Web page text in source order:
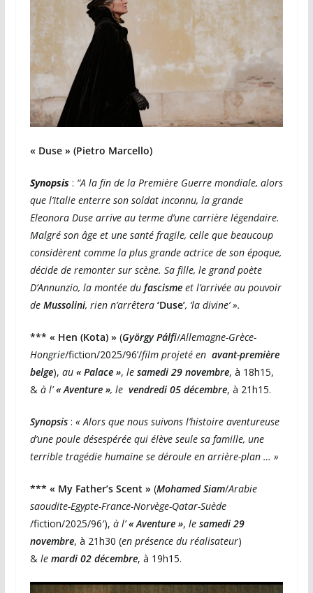
« Duse » (Pietro Marcello)
Synopsis : “A la fin de la Première Guerre mondiale, alors
que l’Italie enterre son soldat inconnu, la grande
Eleonora Duse arrive au terme d’une carrière légendaire.
Malgré son âge et une santé fragile, celle que beaucoup
considèrent comme la plus grande actrice de son époque,
décide de remonter sur scène. Sa fille, le grand poète
D’Annunzio, la montée dufascisme et l’arrivée au pouvoir
de Mussolini, rien n’arrêtera‘Duse’, ‘la divine’ ».
*** « Hen (Kota) » (György Pálfi/Allemagne-Grèce-
Hongrie/fiction/2025/96’/film projeté enavant-première
belge), au « Palace », le samedi 29 novembre, à 18h15,
& à l’« Aventure », le vendredi 05 décembre, à 21h15.
Synopsis: « Alors que nous suivons l’histoire aventureuse
d’une poule désespérée qui élève seule sa famille, une
terrible tragédie humaine se déroule en arrière-plan … »
*** « My Father’s Scent » (Mohamed Siam/Arabie
saoudite-Egypte-France-Norvège-Qatar-Suède
/fiction/2025/96′), à l’« Aventure », le samedi 29
novembre, à 21h30 (en présence du réalisateur)
& le mardi 02 décembre, à 19h15.